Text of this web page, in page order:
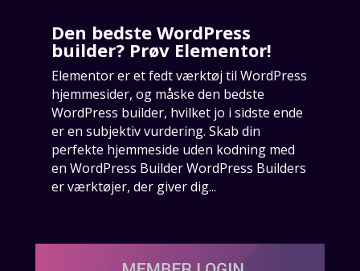
Den bedste WordPress
builder? Prøv Elementor!
Elementor er et fedt værktøj til WordPress
hjemmesider, og måske den bedste
WordPress builder, hvilket jo i sidste ende
er en subjektiv vurdering. Skab din
perfekte hjemmeside uden kodning med
en WordPress Builder WordPress Builders
er værktøjer, der giver dig...